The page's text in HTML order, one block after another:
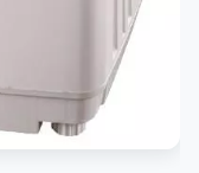
حلة الغسيل
الداخلية
والخارجية